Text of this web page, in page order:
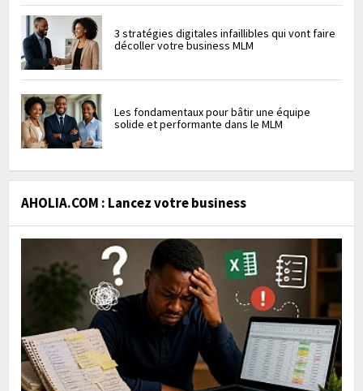
3 stratégies digitales infaillibles qui vont faire
décoller votre business MLM
Les fondamentaux pour bâtir une équipe
solide et performante dans le MLM
AHOLIA.COM : Lancez votre business